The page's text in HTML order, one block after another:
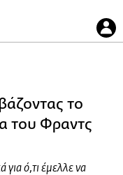
το
του Φραντς
ό,τι έμελλε να